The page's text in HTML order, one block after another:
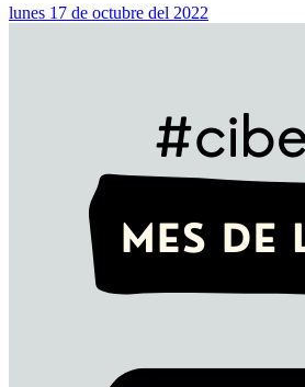
lunes 17 de octubre del 2022